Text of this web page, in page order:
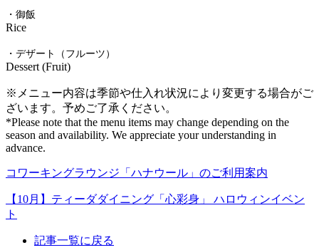
・御飯
Rice
・デザート（フルーツ）
Dessert (Fruit)
※メニュー内容は季節や仕入れ状況により変更する場合がご
ざいます。予めご了承ください。
*Please note that the menu items may change depending on the
season and availability. We appreciate your understanding in
advance.
コワーキングラウンジ「ハナウール」のご利用案内
【10月】ティーダダイニング「心彩身」 ハロウィンイベン
ト
記事一覧に戻る